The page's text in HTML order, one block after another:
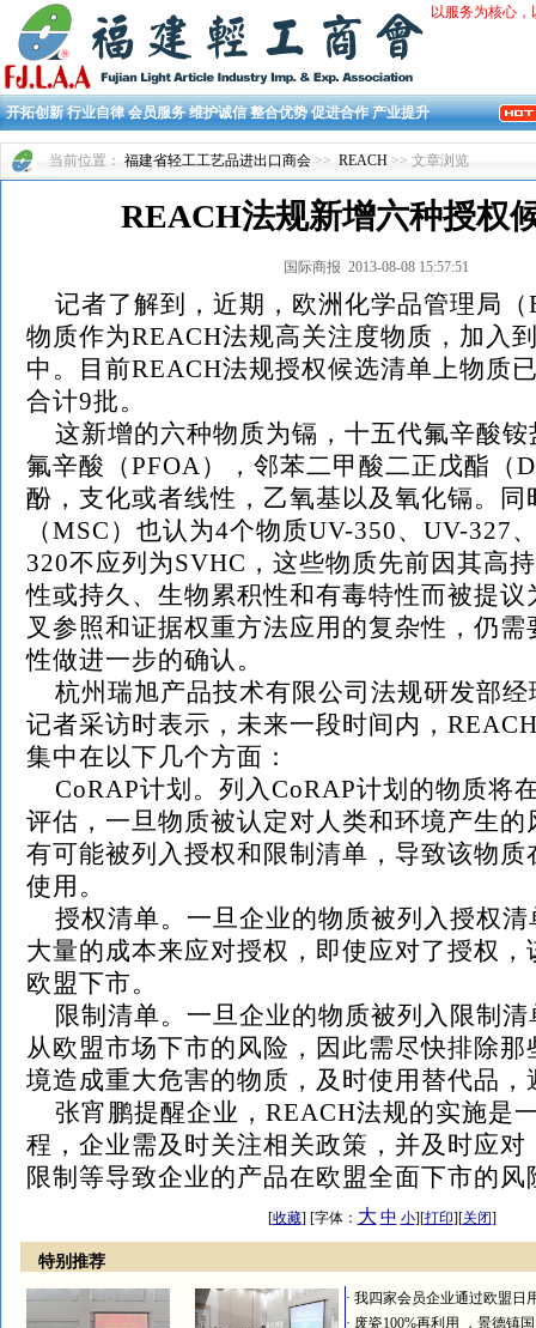
以服务为核心
开拓创新 行业自律 会员服务 维护诚信 整合优势 促进合作 产业提升
当前位置： 福建省轻工工艺品进出口商会 >> REACH >> 文章浏览
REACH法规新增六种授权
国际商报 2013-08-08 15:57:51
记者了解到，近期，欧洲化学品管理局（
物质作为REACH法规高关注度物质，加入
中。目前REACH法规授权候选清单上物质
合计9批。
这新增的六种物质为镉，十五代氟辛酸铵
氟辛酸（PFOA），邻苯二甲酸二正戊酯（
酚，支化或者线性，乙氧基以及氧化镉。同
（MSC）也认为4个物质UV-350、UV-327
320不应列为SVHC，这些物质先前因其高
性或持久、生物累积性和有毒特性而被提议
叉参照和证据权重方法应用的复杂性，仍
性做进一步的确认。
杭州瑞旭产品技术有限公司法规研发部经
记者采访时表示，未来一段时间内，
集中在以下几个方面：
CoRAP计划。列入CoRAP计划的物质将
评估，一旦物质被认定对人类和环境产生的
有可能被列入授权和限制清单，导致该物质
使用。
授权清单。一旦企业的物质被列入授权清
大量的成本来应对授权，即使应对了授权
欧盟下市。
限制清单。一旦企业的物质被列入限制清
从欧盟市场下市的风险，因此需尽快排除
境造成重大危害的物质，及时使用替代品，
张宵鹏提醒企业，REACH法规的实施是
程，企业需及时关注相关政策，并及时应对
限制等导致企业的产品在欧盟全面下市的风
[收藏] [字体： 大 中 小][打印][关闭]
特别推荐
· 我四家会员企业通过欧盟日
· 废瓷100%再利用 ，景德镇